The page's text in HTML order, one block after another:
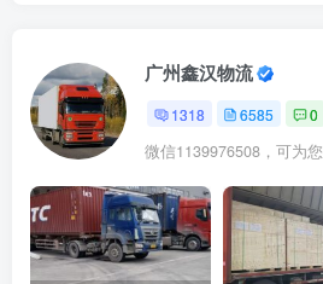
广州鑫汉物流
1318 6585 0